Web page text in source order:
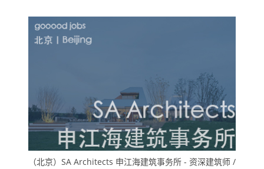
（北京）SA Architects 申江海建筑事务所 - 资深建筑师 /